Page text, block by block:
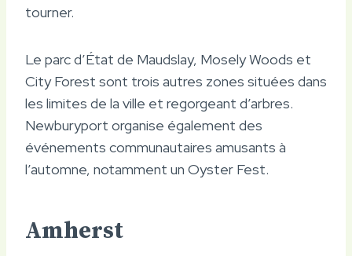
tourner.
Le parc d’État de Maudslay, Mosely Woods et
City Forest sont trois autres zones situées dans
les limites de la ville et regorgeant d’arbres.
Newburyport organise également des
événements communautaires amusants à
l’automne, notamment un Oyster Fest.
Amherst